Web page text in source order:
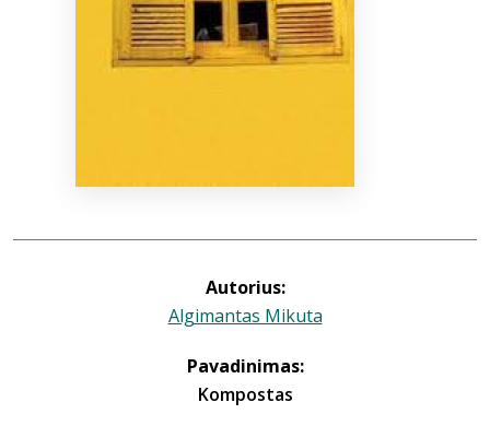
info@elvislab.lt
Autorius:
Algimantas Mikuta
Pavadinimas:
Kompostas